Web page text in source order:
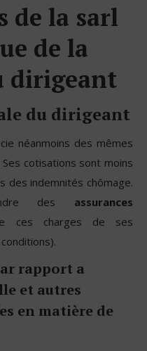
de la sarl
de la
dirigeant
du dirigeant
néanmoins des mêmes
cotisations sont moins
des indemnités chômage.
des assurances
ces charges de ses
rapport a
et autres
en matière de